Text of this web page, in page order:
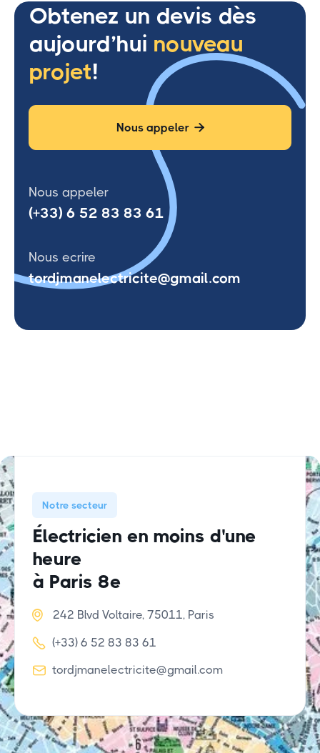
Obtenez un devis dès
aujourd’hui nouveau
projet!
Nous appeler 
Nous appeler
(+33) 6 52 83 83 61
Nous ecrire
tordjmanelectricite@gmail.com
Notre secteur
Électricien en moins d'une
heure
à Paris 8e
 242 Blvd Voltaire, 75011, Paris
 (+33) 6 52 83 83 61
 tordjmanelectricite@gmail.com